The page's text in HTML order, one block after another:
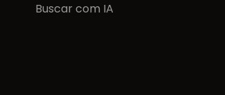
Buscar com IA